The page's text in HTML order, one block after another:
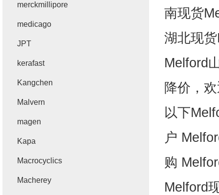
南现货
湖北现货
Melford
降价，
以下
户
购
Melford
merckmillipore
medicago
JPT
kerafast
Kangchen
Malvern
magen
Kapa
Macrocyclics
Macherey